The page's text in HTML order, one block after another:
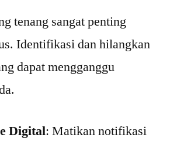
tenang sangat penting
Identifikasi dan hilangkan
dapat mengganggu
Digital: Matikan notifikasi